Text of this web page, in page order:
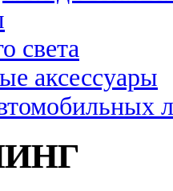
света
аксессуары